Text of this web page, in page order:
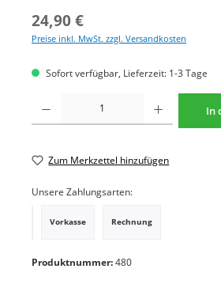
24,90 €
Preise inkl. MwSt. zzgl. Versandkosten
Sofort verfügbar, Lieferzeit: 1-3 Tage
In
Zum Merkzettel hinzufügen
Unsere Zahlungsarten:
Vorkasse Rechnung
Produktnummer:480